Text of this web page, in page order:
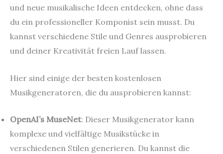
und neue musikalische Ideen entdecken, ohne dass
du ein professioneller Komponist sein musst. Du
kannst verschiedene Stile und Genres ausprobieren
und deiner Kreativität freien Lauf lassen.
Hier sind einige der besten kostenlosen
Musikgeneratoren, die du ausprobieren kannst:
OpenAI’s MuseNet: Dieser Musikgenerator kann
komplexe und vielfältige Musikstücke in
verschiedenen Stilen generieren. Du kannst die